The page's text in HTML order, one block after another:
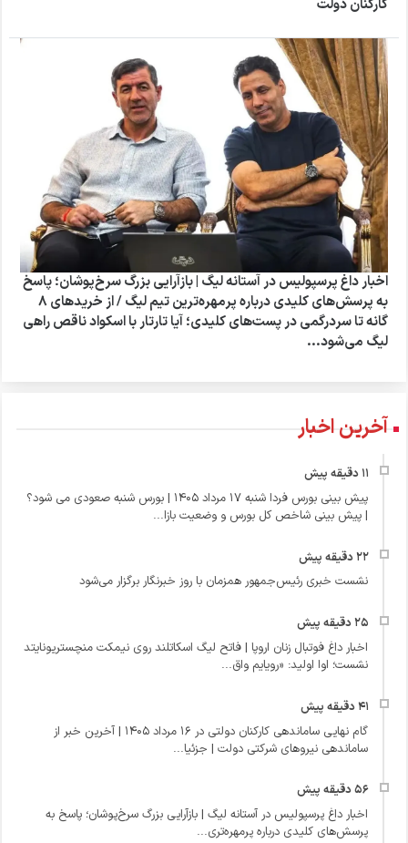
کارکنان دولت
اخبار داغ پرسپولیس در آستانه لیگ | بازآرایی بزرگ سرخ‌پوشان؛ پاسخ
به پرسش‌های کلیدی درباره پرمهره‌ترین تیم لیگ / از خریدهای ۸
گانه تا سردرگمی در پست‌های کلیدی؛ آیا تارتار با اسکواد ناقص راهی
لیگ می‌شود...
آخرین اخبار
پیش بینی بورس فردا شنبه 17 مرداد 1405 | بورس شنبه صعودی می شود؟
| پیش بینی شاخص کل بورس و وضعیت بازا...
نشست خبری رئیس‌جمهور همزمان با روز خبرنگار برگزار می‌شود
اخبار داغ فوتبال زنان اروپا | فاتح لیگ اسکاتلند روی نیمکت منچستریونایتد
نشست؛ اوا اولید: «رویایم واق...
گام نهایی ساماندهی کارکنان دولتی در 16 مرداد 1405 | آخرین خبر از
ساماندهی نیروهای شرکتی دولت | جزئیا...
اخبار داغ پرسپولیس در آستانه لیگ | بازآرایی بزرگ سرخ‌پوشان؛ پاسخ به
پرسش‌های کلیدی درباره پرمهره‌تری...